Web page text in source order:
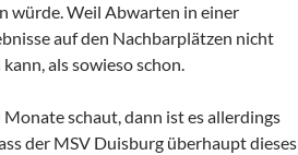
würde. Weil Abwarten in einer
auf den Nachbarplätzen nicht
als sowieso schon.
schaut, dann ist es allerdings
der MSV Duisburg überhaupt dieses